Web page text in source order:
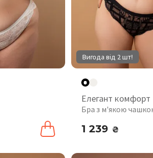
Вигода від 2 шт!
Елегант комфорт
Бра з м'якою
1 239 ₴